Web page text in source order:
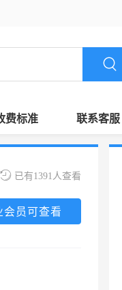
费标准 联系客服
已有1391人查看
会员可查看